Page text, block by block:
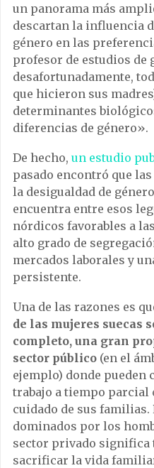
un panorama más
descartan la influencia
género en las
profesor de estudios de
desafortunadamente,
que hicieron sus
determinantes
diferencias de género».
De hecho, un estudio
pasado encontró que
la desigualdad de
encuentra entre esos
nórdicos favorables a
alto grado de
mercados laborales y
persistente.
Una de las razones es
de las mujeres suecas
completo, una gran
sector público (en el
ejemplo) donde pueden
trabajo a tiempo parcial
cuidado de sus familias.
dominados por los
sector privado significa
sacrificar la vida